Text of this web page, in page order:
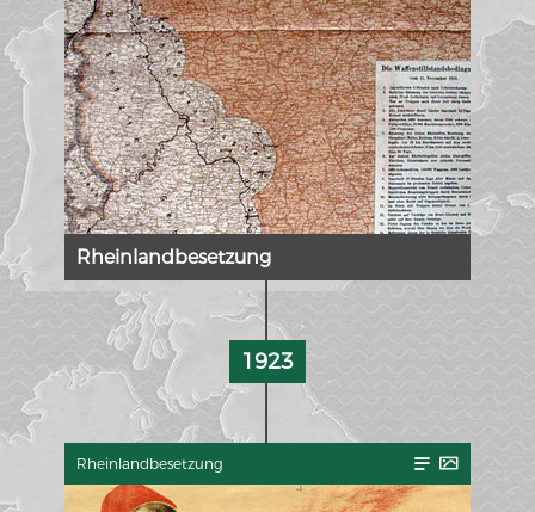
Rheinlandbesetzung
1923
Rheinlandbesetzung